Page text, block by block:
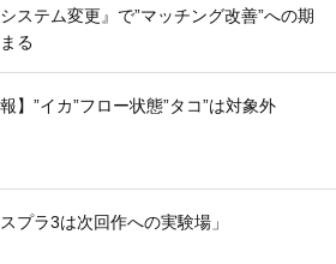
システム変更』で”マッチング改善”への期
る
報】”イカ”フロー状態”タコ”は対象外
プラ3は次回作への実験場」